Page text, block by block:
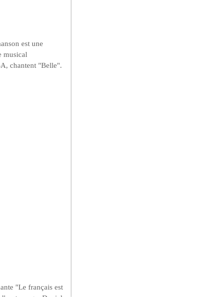
est une
musical
chantent "Belle".
"Le français est